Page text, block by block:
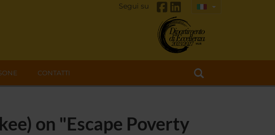
Segui su
CONTATTI
on "Escape Poverty